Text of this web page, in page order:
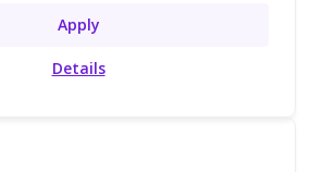
Apply
Details